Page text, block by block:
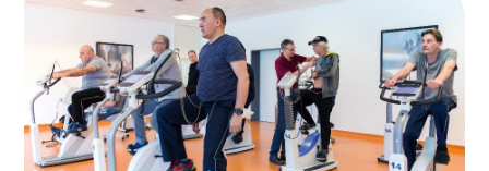
Über uns & Presse
Online-Services
Suche